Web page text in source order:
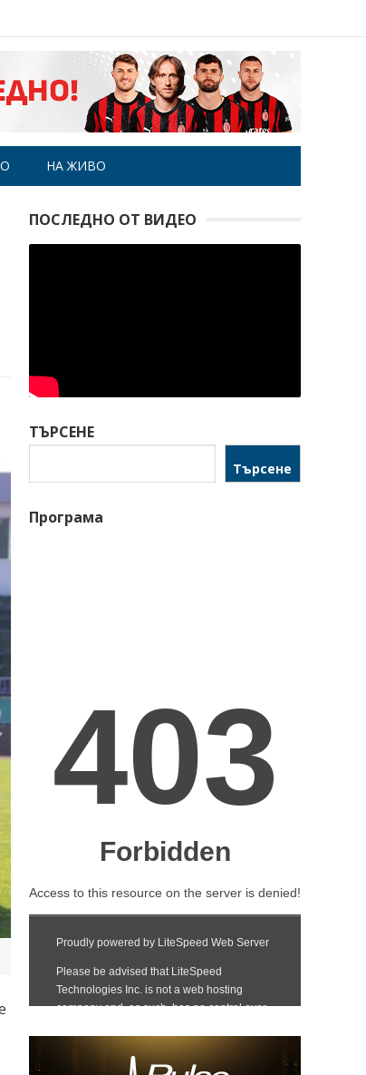
НА ЖИВО
ПОСЛЕДНО ОТ ВИДЕО
ТЪРСЕНЕ
Търсене
Програма